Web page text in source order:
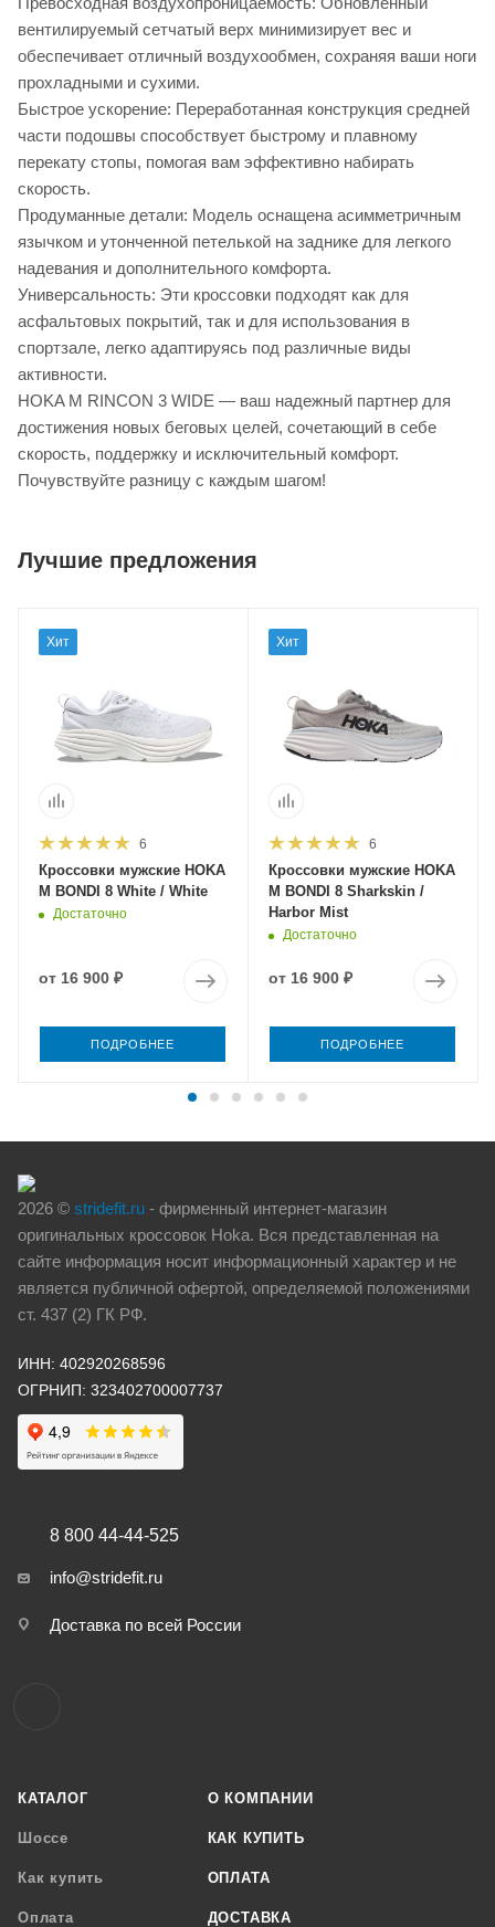
вентилируемый сетчатый верх минимизирует вес и
обеспечивает отличный воздухообмен, сохраняя ваши ноги
прохладными и сухими.
Быстрое ускорение: Переработанная конструкция средней
части подошвы способствует быстрому и плавному
перекату стопы, помогая вам эффективно набирать
скорость.
Продуманные детали: Модель оснащена асимметричным
язычком и утонченной петелькой на заднике для легкого
надевания и дополнительного комфорта.
Универсальность: Эти кроссовки подходят как для
асфальтовых покрытий, так и для использования в
спортзале, легко адаптируясь под различные виды
активности.
HOKA M RINCON 3 WIDE — ваш надежный партнер для
достижения новых беговых целей, сочетающий в себе
скорость, поддержку и исключительный комфорт.
Почувствуйте разницу с каждым шагом!
Лучшие предложения
Хит
6
Кроссовки мужские HOKA
M BONDI 8 White / White
Достаточно
от 16 900 ₽
ПОДРОБНЕЕ
Хит
6
Кроссовки мужские HOKA
M BONDI 8 Sharkskin /
Harbor Mist
Достаточно
от 16 900 ₽
ПОДРОБНЕЕ
2026 © stridefit.ru - фирменный интернет-магазин
оригинальных кроссовок Hoka. Вся представленная на
сайте информация носит информационный характер и не
является публичной офертой, определяемой положениями
ст. 437 (2) ГК РФ.
ИНН: 402920268596
ОГРНИП: 323402700007737
КАТАЛОГ
Шоссе
Как купить
Оплата
О КОМПАНИИ
КАК КУПИТЬ
ОПЛАТА
ДОСТАВКА
8 800 44-44-525
info@stridefit.ru
Доставка по всей России